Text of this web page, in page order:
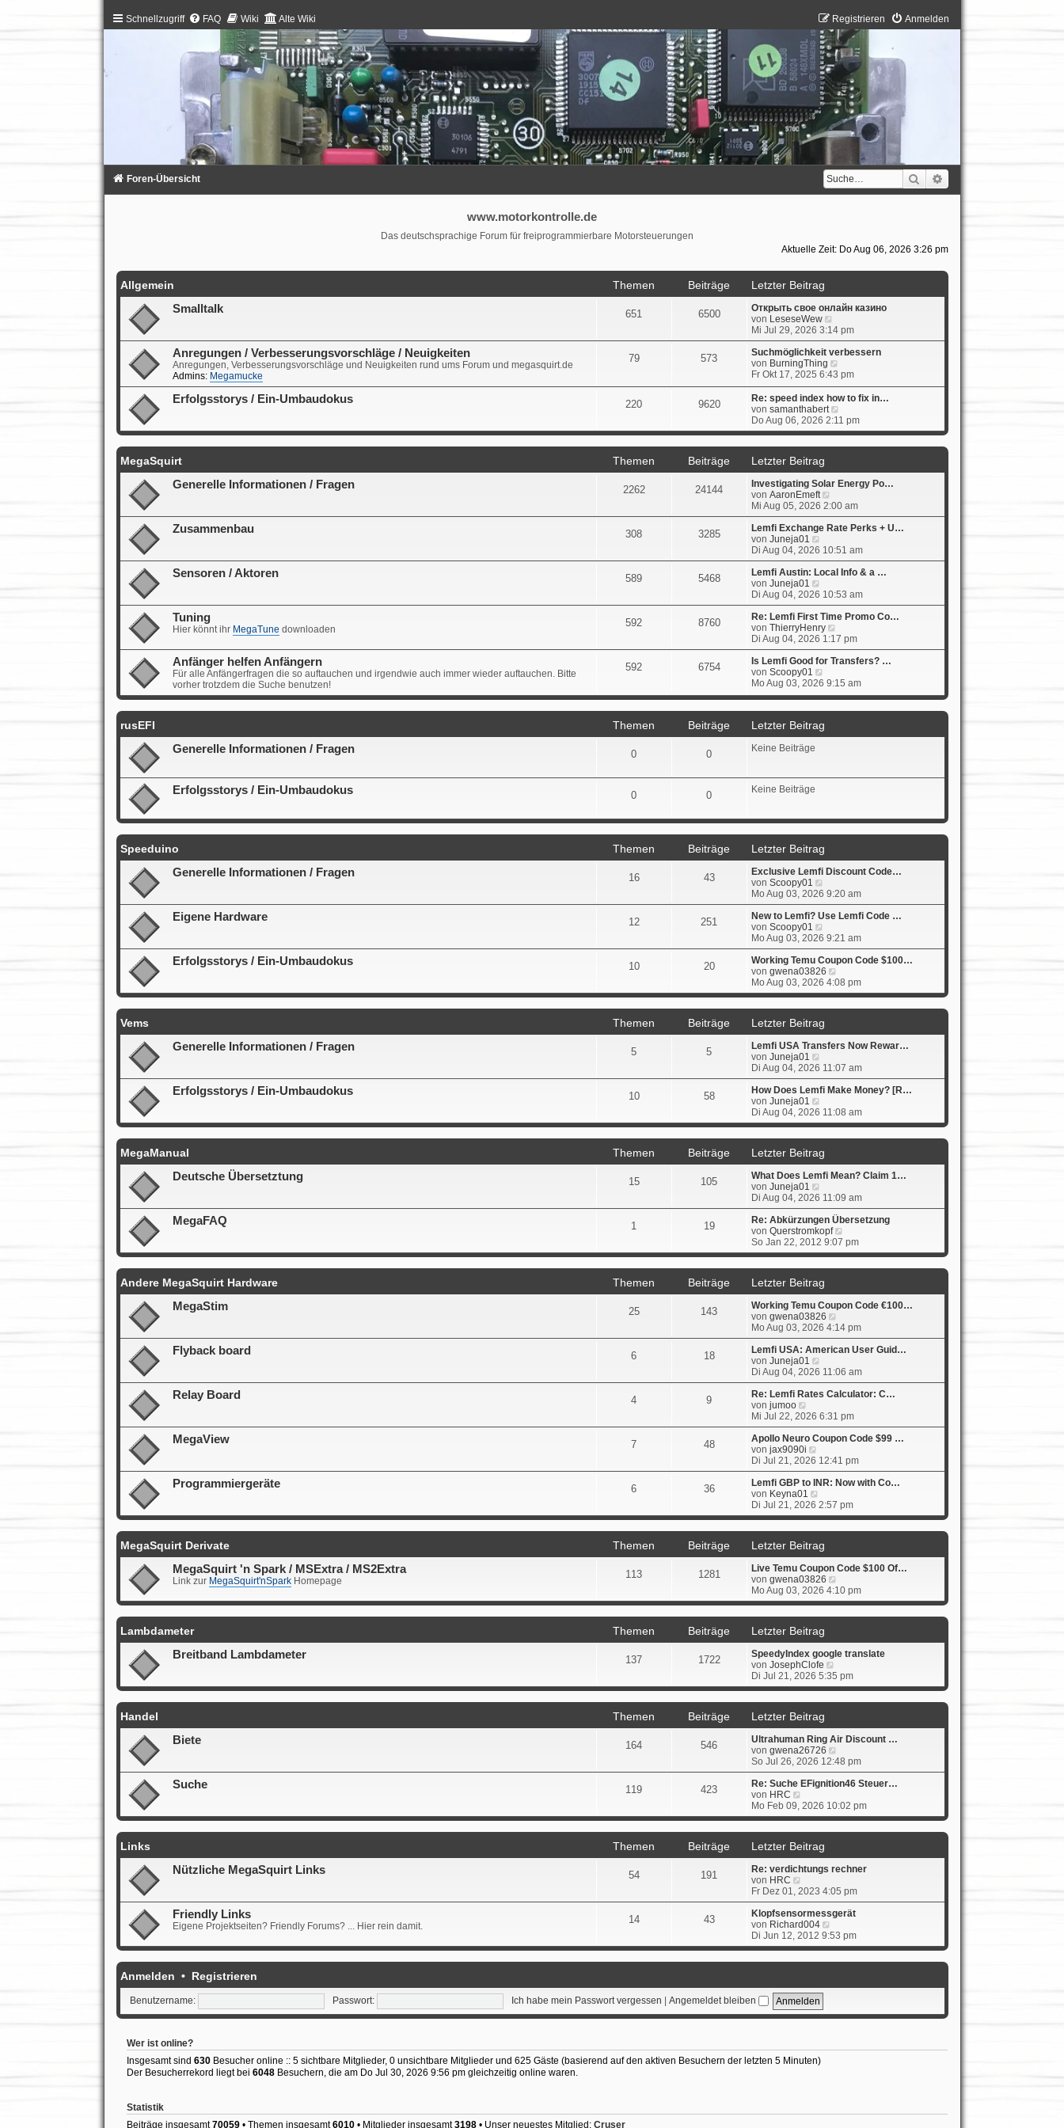
Schnellzugriff FAQ Wiki Alte Wiki Anmelden
Registrieren
Suche
Foren-Übersicht
www.motorkontrolle.de
Das deutschsprachige Forum für freiprogrammierbare Motorsteuerungen
Aktuelle Zeit: Do Aug 06, 2026 3:26 pm
Allgemein Themen Beiträge
Letzter Beitrag
Smalltalk
651 6500
Открыть свое онлайн казино
von LeseseWew
e
u
e
s
t
e
r
B
e
i
g
Mi Jul 29, 2026 3:14 pm
Anregungen / Verbesserungsvorschläge / Neuigkeiten
Anregungen, Verbesserungsvorschläge und Neuigkeiten rund ums Forum und megasquirt.de
Admins: Megamucke
79 573
Suchmöglichkeit verbessern
von BurningThing
e
u
e
t
e
i
t
a
g
Fr Okt 17, 2025 6:43 pm
Erfolgsstorys / Ein-Umbaudokus 220 9620
Re: speed index how to fix in…
von samanthabert
e
u
e
r
e
i
t
a
g
Do Aug 06, 2026 2:11 pm
MegaSquirt Themen Beiträge
Letzter Beitrag
Generelle Informationen / Fragen
2262 24144
Investigating Solar Energy Po…
von AaronEmeft
e
u
e
t
e
r
e
i
t
r
a
g
Mi Aug 05, 2026 2:00 am
Zusammenbau 308 3285
Lemfi Exchange Rate Perks + U…
von Juneja01
e
u
e
t
e
r
B
e
i
t
r
a
g
Di Aug 04, 2026 10:51 am
Sensoren / Aktoren 589 5468
Lemfi Austin: Local Info & a …
von Juneja01
e
u
e
s
t
e
r
B
e
i
a
g
Di Aug 04, 2026 10:53 am
Tuning
Hier könnt ihr MegaTune downloaden
592 8760
Re: Lemfi First Time Promo Co…
von ThierryHenry
e
u
e
t
e
i
g
Di Aug 04, 2026 1:17 pm
Anfänger helfen Anfängern
Für alle Anfängerfragen die so auftauchen und irgendwie auch immer wieder auftauchen. Bitte
vorher trotzdem die Suche benutzen!
592 6754
Is Lemfi Good for Transfers? …
von Scoopy01
e
u
e
i
g
Mo Aug 03, 2026 9:15 am
rusEFI Themen Beiträge
Letzter Beitrag
Generelle Informationen / Fragen
0 0 Keine Beiträge
Erfolgsstorys / Ein-Umbaudokus 0 0 Keine Beiträge
Speeduino Themen Beiträge
Letzter Beitrag
Generelle Informationen / Fragen
16 43
Exclusive Lemfi Discount Code…
von Scoopy01
e
u
e
t
e
r
B
e
i
g
Mo Aug 03, 2026 9:20 am
Eigene Hardware 12 251
New to Lemfi? Use Lemfi Code …
von Scoopy01
e
u
e
s
t
e
i
t
a
g
Mo Aug 03, 2026 9:21 am
Erfolgsstorys / Ein-Umbaudokus 10 20
Working Temu Coupon Code $100…
von gwena03826
e
u
e
r
e
i
t
a
g
Mo Aug 03, 2026 4:08 pm
Vems Themen Beiträge
Letzter Beitrag
Generelle Informationen / Fragen
5 5
Lemfi USA Transfers Now Rewar…
von Juneja01
e
u
e
t
e
e
i
t
a
g
Di Aug 04, 2026 11:07 am
Erfolgsstorys / Ein-Umbaudokus 10 58
How Does Lemfi Make Money? [R…
von Juneja01
e
u
t
e
r
e
i
t
r
a
g
Di Aug 04, 2026 11:08 am
MegaManual Themen Beiträge
Letzter Beitrag
Deutsche Übersetztung
15 105
What Does Lemfi Mean? Claim 1…
von Juneja01
e
u
e
s
e
e
i
t
r
a
g
Di Aug 04, 2026 11:09 am
MegaFAQ 1 19
Re: Abkürzungen Übersetzung
von Querstromkopf
e
u
e
r
e
i
t
a
g
So Jan 22, 2012 9:07 pm
Andere MegaSquirt Hardware Themen Beiträge
Letzter Beitrag
MegaStim
25 143
Working Temu Coupon Code €100…
von gwena03826
e
u
e
t
e
r
e
i
t
a
g
Mo Aug 03, 2026 4:14 pm
Flyback board 6 18
Lemfi USA: American User Guid…
von Juneja01
e
u
e
t
e
r
e
i
t
a
g
Di Aug 04, 2026 11:06 am
Relay Board 4 9
Re: Lemfi Rates Calculator: C…
von jumoo
e
u
e
s
t
e
r
B
e
i
a
g
Mi Jul 22, 2026 6:31 pm
MegaView 7 48
Apollo Neuro Coupon Code $99 …
von jax9090i
e
u
e
t
e
e
i
t
r
a
g
Di Jul 21, 2026 12:41 pm
Programmiergeräte 6 36
Lemfi GBP to INR: Now with Co…
von Keyna01
e
u
t
e
r
B
e
i
t
a
Di Jul 21, 2026 2:57 pm
MegaSquirt Derivate Themen Beiträge
Letzter Beitrag
MegaSquirt 'n Spark / MSExtra / MS2Extra
Link zur MegaSquirt'nSparkHomepage
113 1281
Live Temu Coupon Code $100 Of…
von gwena03826
e
u
e
r
e
i
t
g
Mo Aug 03, 2026 4:10 pm
Lambdameter Themen Beiträge
Letzter Beitrag
Breitband Lambdameter
137 1722
SpeedyIndex google translate
von JosephClofe
e
u
e
r
e
i
t
a
g
Di Jul 21, 2026 5:35 pm
Handel Themen Beiträge
Letzter Beitrag
Biete
164 546
Ultrahuman Ring Air Discount …
von gwena26726
e
u
e
t
e
i
t
a
g
So Jul 26, 2026 12:48 pm
Suche 119 423
Re: Suche EFignition46 Steuer…
von HRC
e
u
t
e
r
e
i
t
r
a
g
Mo Feb 09, 2026 10:02 pm
Links Themen Beiträge
Letzter Beitrag
Nützliche MegaSquirt Links
54 191
Re: verdichtungs rechner
von HRC
e
u
e
s
t
e
i
t
r
Fr Dez 01, 2023 4:05 pm
Friendly Links
Eigene Projektseiten? Friendly Forums? ... Hier rein damit.
14 43
Klopfsensormessgerät
von Richard004
e
u
e
B
Di Jun 12, 2012 9:53 pm
Anmelden • Registrieren
Benutzername: Passwort: Ich habe mein Passwort vergessen | Angemeldet bleiben
Wer ist online?
Insgesamt sind 630Besucher online :: 5 sichtbare Mitglieder, 0 unsichtbare Mitglieder und 625 Gäste (basierend auf den aktiven Besuchern der letzten 5 Minuten)
Der Besucherrekord liegt bei 6048Besuchern, die am Do Jul 30, 2026 9:56 pm gleichzeitig online waren.
Statistik
Beiträge insgesamt70059• Themen insgesamt6010• Mitglieder insgesamt3198• Unser neuestes Mitglied: Cruser